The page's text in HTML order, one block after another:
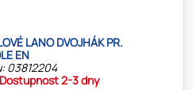
LANO DVOJHÁK PR.
EN
03812204
Dostupnost 2-3 dny